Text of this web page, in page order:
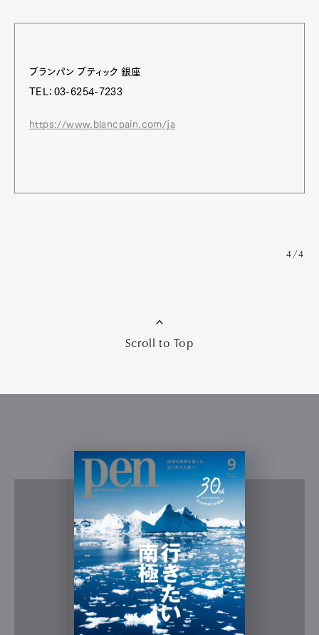
ブランパン ブティック 銀座
TEL：03-6254-7233
https://www.blancpain.com/ja
4/4
Scroll to Top